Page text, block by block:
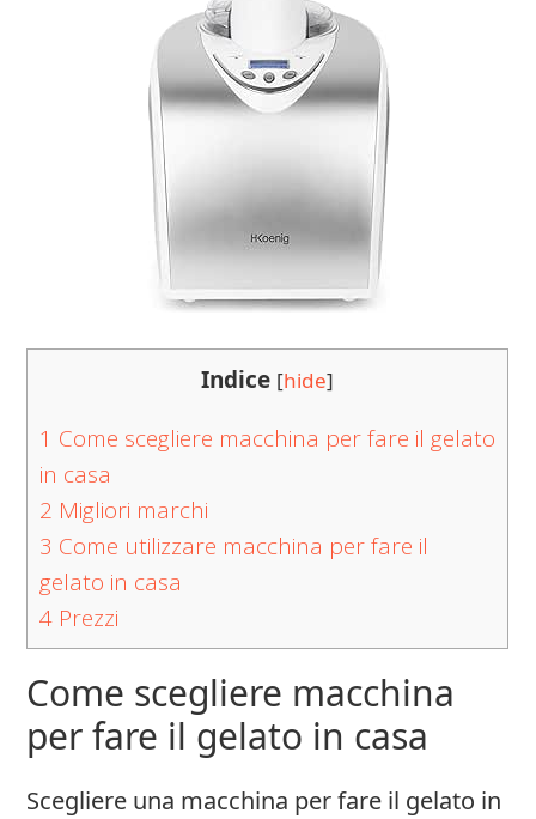
Indice [hide]
1 Come scegliere macchina per fare il gelato
in casa
2 Migliori marchi
3 Come utilizzare macchina per fare il
gelato in casa
4 Prezzi
Come scegliere macchina
per fare il gelato in casa
Scegliere una macchina per fare il gelato in